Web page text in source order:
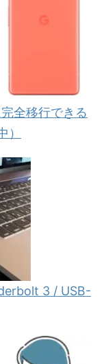
全移行できる
3 / USB-